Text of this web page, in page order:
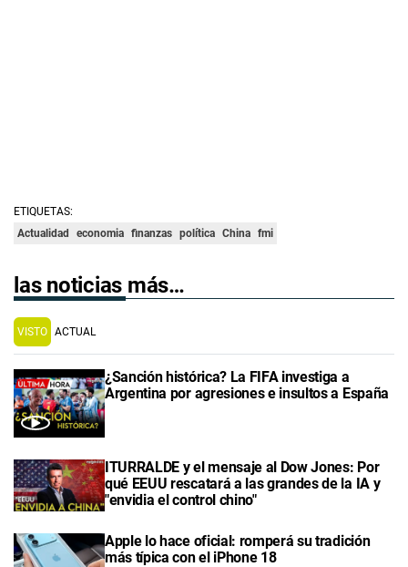
ETIQUETAS:
Actualidad
economia finanzas política China fmi
las noticias más…
VISTO ACTUAL
¿Sanción histórica? La FIFA investiga a
Argentina por agresiones e insultos a España
ITURRALDE y el mensaje al Dow Jones: Por
qué EEUU rescatará a las grandes de la IA y
"envidia el control chino"
Apple lo hace oficial: romperá su tradición
más típica con el iPhone 18